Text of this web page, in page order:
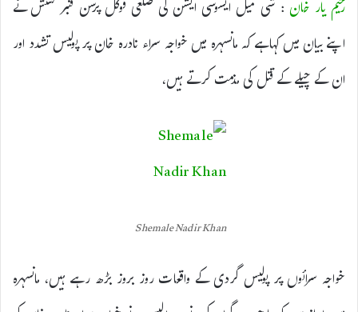
رحیم یار خان: شی میل ایسوسی ایشن کی ضلعی فوکل پرسن قنبر کشش نے
اپنے بیان میں کہاہے کہ مانسہرہ میں خواجہ سراء نادرہ خان پر پولیس تشدد اور
ان کے چیلے کے قتل کی مذمت کرتے ہیں،
Shemale Nadir Khan
خواجہ سرائوں پر پولیس گردی کے واقعات روز بروز بڑھ رہے ہیں، مانسہرہ